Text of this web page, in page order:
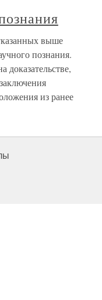
выше
познания.
доказательстве,
из ранее